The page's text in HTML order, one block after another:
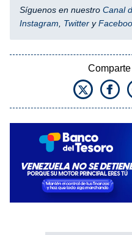
Síguenos en nuestro Canal
Instagram
Twitter y